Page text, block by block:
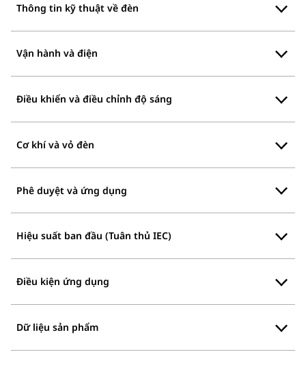
Thông tin kỹ thuật về đèn
Vận hành và điện
Điều khiển và điều chỉnh độ sáng
Cơ khí và vỏ đèn
Phê duyệt và ứng dụng
Hiệu suất ban đầu (Tuân thủ IEC)
Điều kiện ứng dụng
Dữ liệu sản phẩm